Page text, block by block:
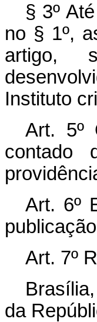
§ 3º
no § 1º,
artigo,
Instituto
Art. 5º
contado
Art. 6º
Art. 7º
da